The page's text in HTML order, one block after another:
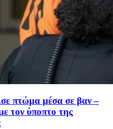
πτώμα μέσα σε βαν –
τον ύποπτο της